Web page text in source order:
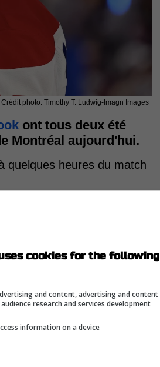
Crédit photo: Timothy T. Ludwig-Imagn Images
ont tous deux été
Montréal aujourd'hui.
quelques heures du match
point de presse :
seront disponibles
matinal du
deux attaquants
» - Priyanta Ermith
cookies for the following
and content, advertising and content
research and services development
information on a device